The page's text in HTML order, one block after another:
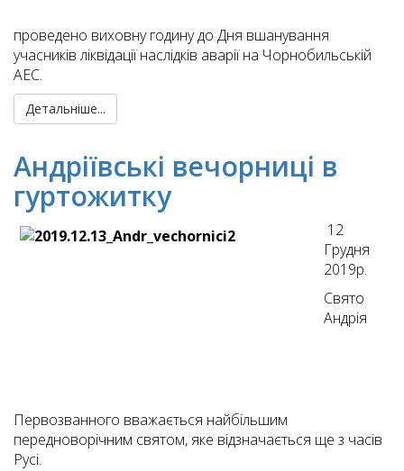
проведено виховну годину до Дня вшанування
учасників ліквідації наслідків аварії на Чорнобильській
АЕС.
Детальніше...
Андріївські вечорниці в
гуртожитку
12
Грудня
2019р.
Свято
Андрія
Первозванного вважається найбільшим
передноворічним святом, яке відзначається ще з часів
Русі.